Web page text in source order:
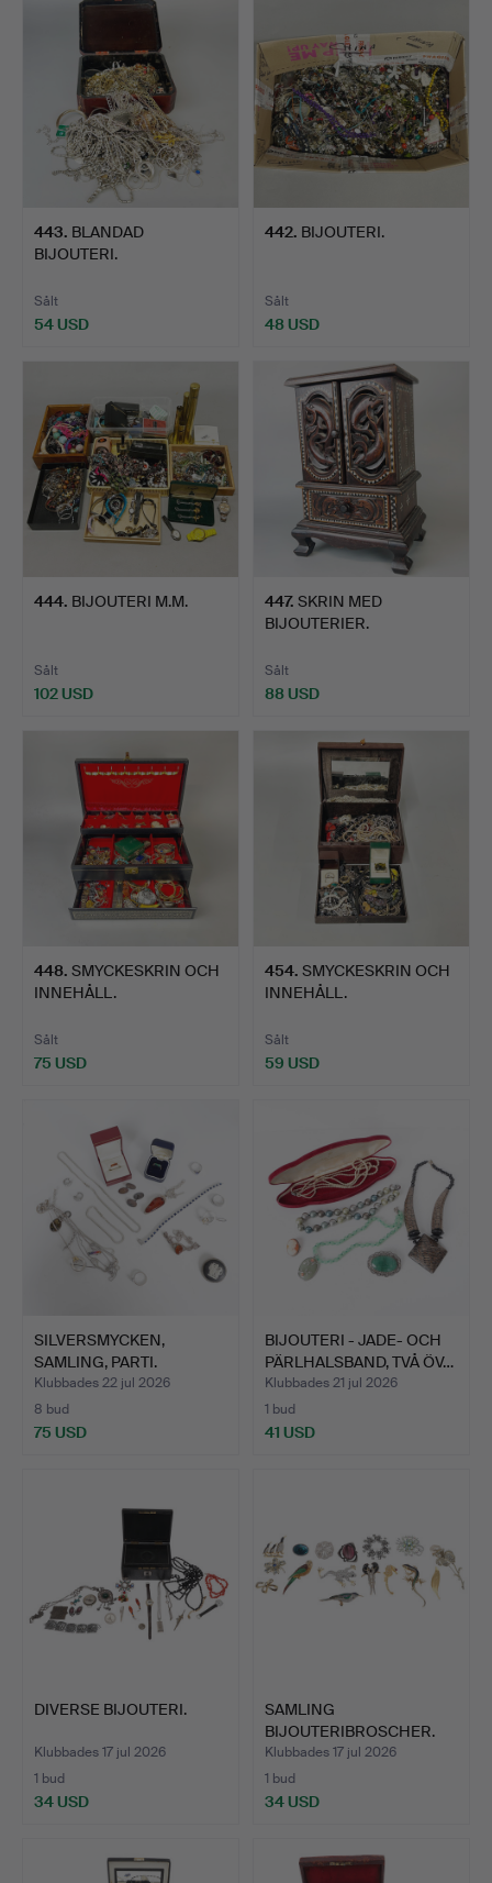
443. BLANDAD
BIJOUTERI.
Sålt
54 USD
442. BIJOUTERI.
Sålt
48 USD
444. BIJOUTERI M.M.
Sålt
102 USD
447. SKRIN MED
BIJOUTERIER.
Sålt
88 USD
448. SMYCKESKRIN OCH
INNEHÅLL.
Sålt
75 USD
454. SMYCKESKRIN OCH
INNEHÅLL.
Sålt
59 USD
SILVERSMYCKEN,
SAMLING, PARTI.
Klubbades 22 jul 2026
8 bud
75 USD
BIJOUTERI - JADE- OCH
PÄRLHALSBAND, TVÅ ÖV…
Klubbades 21 jul 2026
1 bud
41 USD
DIVERSE BIJOUTERI.
Klubbades 17 jul 2026
1 bud
34 USD
SAMLING
BIJOUTERIBROSCHER.
Klubbades 17 jul 2026
1 bud
34 USD